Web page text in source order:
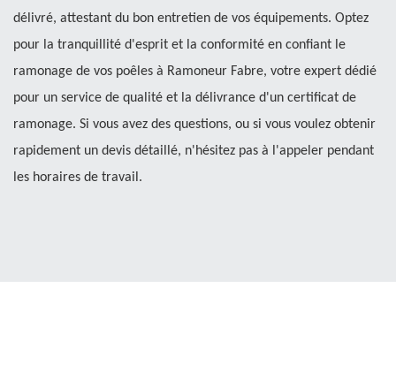
délivré, attestant du bon entretien de vos équipements. Optez
pour la tranquillité d'esprit et la conformité en confiant le
ramonage de vos poêles à Ramoneur Fabre, votre expert dédié
pour un service de qualité et la délivrance d'un certificat de
ramonage. Si vous avez des questions, ou si vous voulez obtenir
rapidement un devis détaillé, n'hésitez pas à l'appeler pendant
les horaires de travail.